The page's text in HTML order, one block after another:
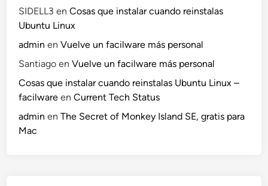
SIDELL3 enCosas que instalar cuando reinstalas
Ubuntu Linux
admin enVuelve un facilware más personal
Santiago enVuelve un facilware más personal
Cosas que instalar cuando reinstalas Ubuntu Linux –
facilware enCurrent Tech Status
admin enThe Secret of Monkey Island SE, gratis para
Mac